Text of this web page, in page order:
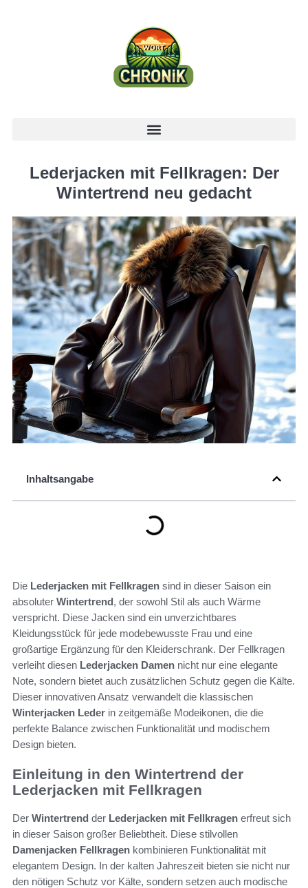
Lederjacken mit Fellkragen: Der
Wintertrend neu gedacht
Inhaltsangabe
Die Lederjacken mit Fellkragen sind in dieser Saison ein
absoluter Wintertrend, der sowohl Stil als auch Wärme
verspricht. Diese Jacken sind ein unverzichtbares
Kleidungsstück für jede modebewusste Frau und eine
großartige Ergänzung für den Kleiderschrank. Der Fellkragen
verleiht diesen Lederjacken Damen nicht nur eine elegante
Note, sondern bietet auch zusätzlichen Schutz gegen die Kälte.
Dieser innovativen Ansatz verwandelt die klassischen
Winterjacken Leder in zeitgemäße Modeikonen, die die
perfekte Balance zwischen Funktionalität und modischem
Design bieten.
Einleitung in den Wintertrend der
Lederjacken mit Fellkragen
Der Wintertrend der Lederjacken mit Fellkragen erfreut sich
in dieser Saison großer Beliebtheit. Diese stilvollen
Damenjacken Fellkragen kombinieren Funktionalität mit
elegantem Design. In der kalten Jahreszeit bieten sie nicht nur
den nötigen Schutz vor Kälte, sondern setzen auch modische